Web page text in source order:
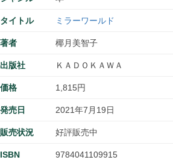
タイトル ミラーワールド
著者 椰月美智子
出版社 ＫＡＤＯＫＡＷＡ
価格 1,815円
発売日 2021年7月19日
販売状況 好評販売中
ISBN 9784041109915